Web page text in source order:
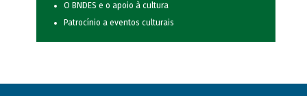
O BNDES e o apoio à cultura
Patrocínio a eventos culturais